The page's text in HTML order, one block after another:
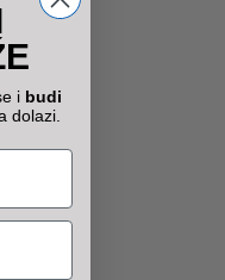
i budi
dolazi.